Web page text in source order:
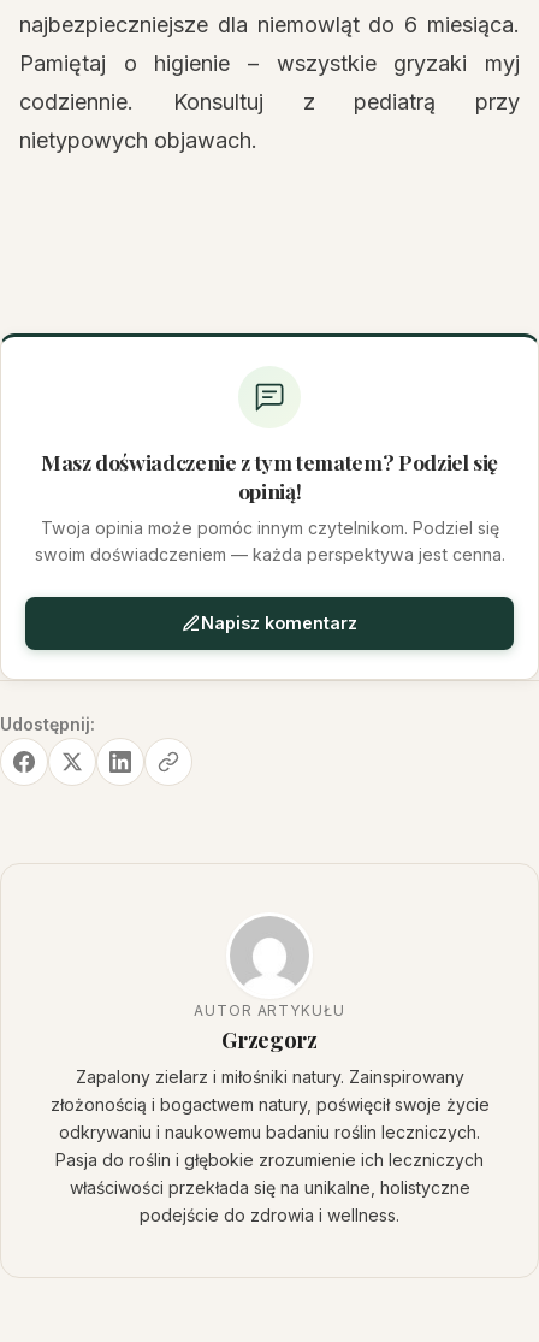
najbezpieczniejsze dla niemowląt do 6 miesiąca.
Pamiętaj o higienie – wszystkie gryzaki myj
codziennie. Konsultuj z pediatrą przy
nietypowych objawach.
Masz doświadczenie z tym tematem? Podziel się
opinią!
Twoja opinia może pomóc innym czytelnikom. Podziel się
swoim doświadczeniem — każda perspektywa jest cenna.
Napisz komentarz
Udostępnij:
AUTOR ARTYKUŁU
Grzegorz
Zapalony zielarz i miłośniki natury. Zainspirowany
złożonością i bogactwem natury, poświęcił swoje życie
odkrywaniu i naukowemu badaniu roślin leczniczych.
Pasja do roślin i głębokie zrozumienie ich leczniczych
właściwości przekłada się na unikalne, holistyczne
podejście do zdrowia i wellness.